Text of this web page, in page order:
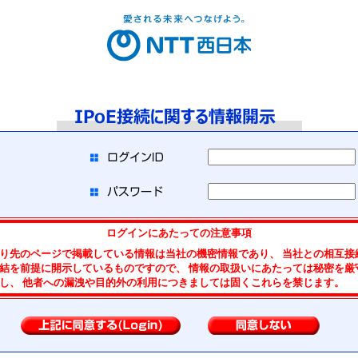
ログインにあたっての注意事項
先のページで掲載している情報は当社の機密情報であり、 当社との相互接
を前提に開示しているものですので、 情報の取扱いにあたっては秘密を厳
、 他者への漏洩や目的外の利用につきましては固くこれらを禁じます。